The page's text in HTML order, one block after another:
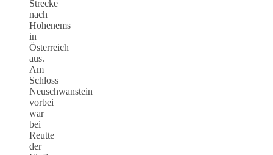
Strecke
nach
Hohenems
in
Österreich
aus.
Am
Schloss
Neuschwanstein
vorbei
war
bei
Reutte
der